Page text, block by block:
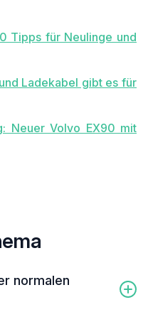
Tipps für Neulinge und
Ladekabel gibt es für
Neuer Volvo EX90 mit
normalen